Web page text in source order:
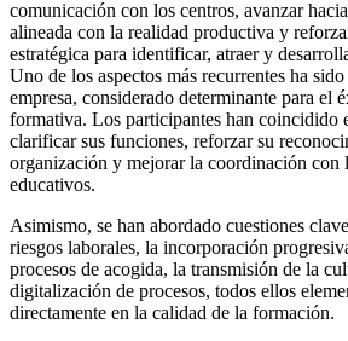
comunicación con los centros, avanzar
alineada con la realidad productiva y
estratégica para identificar, atraer y
Uno de los aspectos más recurrentes ha
empresa, considerado determinante para el
formativa. Los participantes han coincidido
clarificar sus funciones, reforzar su
organización y mejorar la coordinación con
educativos.
Asimismo, se han abordado cuestiones
riesgos laborales, la incorporación
procesos de acogida, la transmisión de la
digitalización de procesos, todos ellos
directamente en la calidad de la formación.